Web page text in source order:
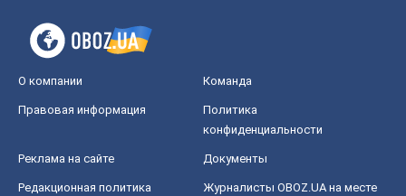
О компании Команда
Правовая информация
Политика
конфиденциальности
Реклама на сайте Документы
Редакционная политика
Журналисты OBOZ.UA на месте